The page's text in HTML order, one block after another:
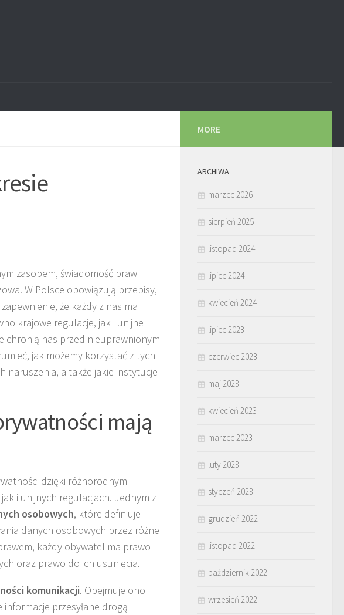
zasobem, świadomość praw
W Polsce obowiązują przepisy,
że każdy z nas ma
krajowe regulacje, jak i unijne
chronią nas przed nieuprawnionym
jak możemy korzystać z tych
naruszenia, a także jakie instytucje
mają
dzięki różnorodnym
i unijnych regulacjach. Jednym z
osobowych, które definiuje
danych osobowych przez różne
każdy obywatel ma prawo
oraz prawo do ich usunięcia.
komunikacji. Obejmuje ono
przesyłane drogą
MORE
ARCHIWA
marzec 2026
sierpień 2025
listopad 2024
lipiec 2024
kwiecień 2024
lipiec 2023
czerwiec 2023
maj 2023
kwiecień 2023
marzec 2023
luty 2023
styczeń 2023
grudzień 2022
listopad 2022
październik 2022
wrzesień 2022